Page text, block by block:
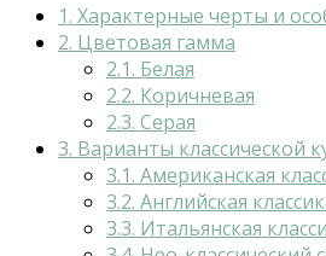
1. Характерные черты и
2. Цветовая гамма
2.1. Белая
2.2. Коричневая
2.3. Серая
3. Варианты классической
3.1. Американская
3.2. Английская
3.3. Итальянская